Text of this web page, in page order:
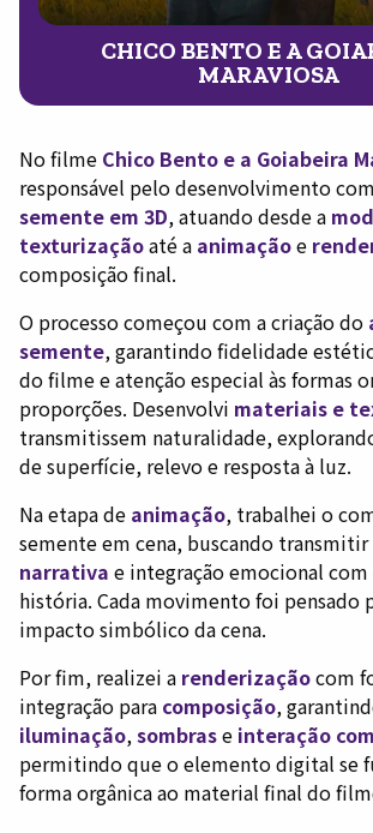
CHICO BENTO E A
MARAVIOSA
No filme Chico Bento e a Goiabeira
responsável pelo desenvolvimento
semente em 3D, atuando desde a
texturizaçãoaté a animaçãoe
composição final.
O processo começou com a criação do
semente, garantindo fidelidade
do filme e atenção especial às formas
proporções. Desenvolvi materiais e
transmitissem naturalidade,
de superfície, relevo e resposta à luz.
Na etapa de animação, trabalhei o
semente em cena, buscando transmitir
narrativa e integração emocional
história. Cada movimento foi pensado
impacto simbólico da cena.
Por fim, realizei a renderizaçãocom
integração para composição,
iluminação,sombrase interação
permitindo que o elemento digital se
forma orgânica ao material final do